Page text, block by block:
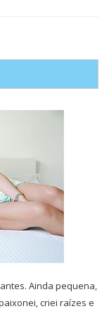
Ainda pequena,
criei raízes e